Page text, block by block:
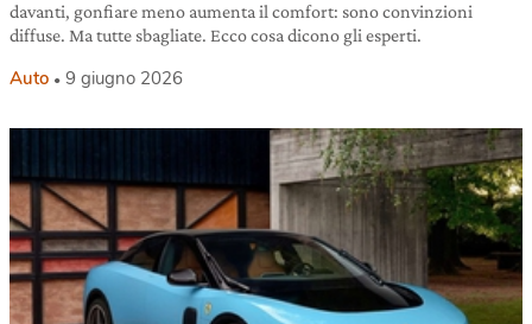
davanti, gonfiare meno aumenta il comfort: sono convinzioni
diffuse. Ma tutte sbagliate. Ecco cosa dicono gli esperti.
Auto 9 giugno 2026